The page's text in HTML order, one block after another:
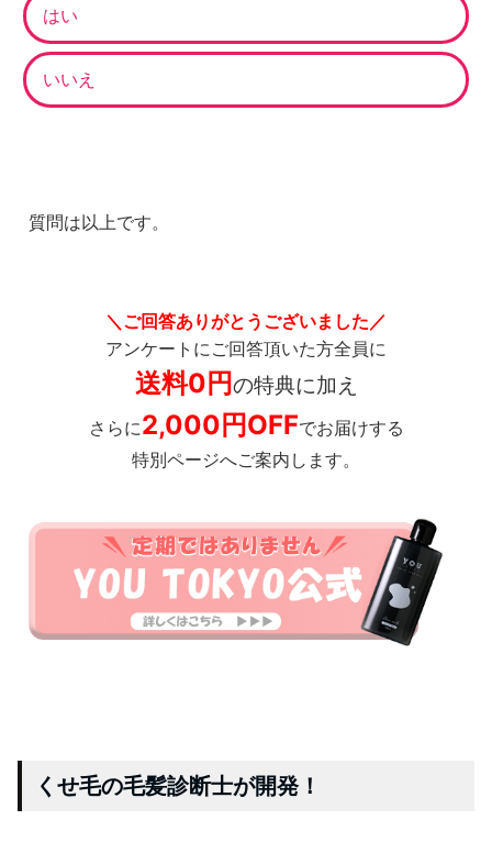
はい
いいえ
質問は以上です。
＼ご回答ありがとうございました／
アンケートにご回答頂いた方全員に
送料0円の特典に加え
さらに2,000円OFFでお届けする
特別ページへご案内します。
くせ毛の毛髪診断士が開発！